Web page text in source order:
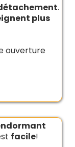
.
plus
ouverture
facile!